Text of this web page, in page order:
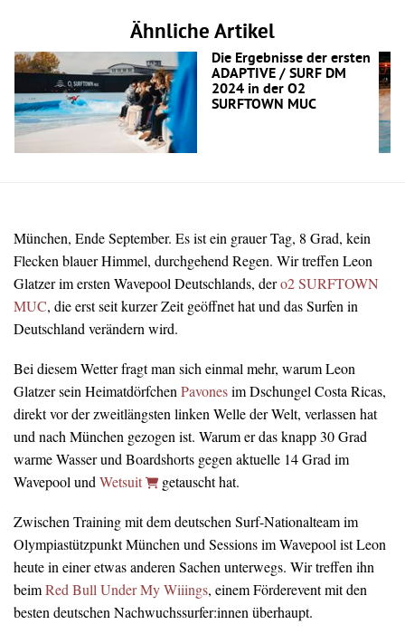
Ähnliche Artikel
Die Ergebnisse der ersten
ADAPTIVE / SURF DM
2024 in der O2
SURFTOWN MUC
München, Ende September. Es ist ein grauer Tag, 8 Grad, kein
Flecken blauer Himmel, durchgehend Regen. Wir treffen Leon
Glatzer im ersten Wavepool Deutschlands, dero2 SURFTOWN
MUC, die erst seit kurzer Zeit geöffnet hat und das Surfen in
Deutschland verändern wird.
Bei diesem Wetter fragt man sich einmal mehr, warum Leon
Glatzer sein Heimatdörfchen Pavonesim Dschungel Costa Ricas,
direkt vor der zweitlängsten linken Welle der Welt, verlassen hat
und nach München gezogen ist. Warum er das knapp 30 Grad
warme Wasser und Boardshorts gegen aktuelle 14 Grad im
Wavepool und Wetsuit getauscht hat.
Zwischen Training mit dem deutschen Surf-Nationalteam im
Olympiastützpunkt München und Sessions im Wavepool ist Leon
heute in einer etwas anderen Sachen unterwegs. Wir treffen ihn
beimRed Bull Under My Wiiings, einem Förderevent mit den
besten deutschen Nachwuchssurfer:innen überhaupt.